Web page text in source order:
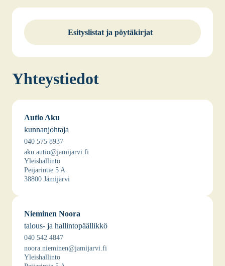
Esi­tys­lis­tat ja pöy­tä­kir­jat
Yhteys­tie­dot
Autio Aku
kun­nan­joh­ta­ja
040 575 8937
aku.autio@jamijarvi.fi
Yleis­hal­lin­to
Pei­ja­rin­tie 5 A
38800 Jämi­jär­vi
Nie­mi­nen Noo­ra
talous- ja hal­lin­to­pääl­lik­kö
040 542 4847
noora.nieminen@jamijarvi.fi
Yleis­hal­lin­to